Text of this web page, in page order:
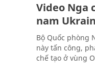
Video Nga
nam
Bộ Quốc phòng
này tấn công,
chế tạo ở vùng